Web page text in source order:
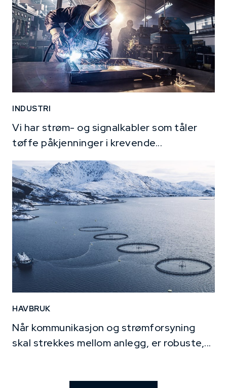
INDUSTRI
Vi har strøm- og signalkabler som tåler
tøffe påkjenninger i krevende...
HAVBRUK
Når kommunikasjon og strømforsyning
skal strekkes mellom anlegg, er robuste,...